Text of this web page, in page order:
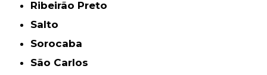
Ribeirão Preto
Salto
Sorocaba
São Carlos